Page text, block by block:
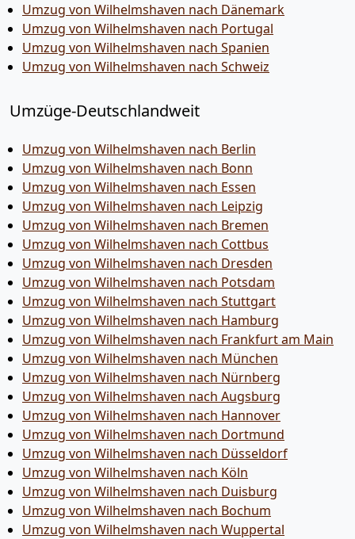
Umzug von Wilhelmshaven nach Dänemark
Umzug von Wilhelmshaven nach Portugal
Umzug von Wilhelmshaven nach Spanien
Umzug von Wilhelmshaven nach Schweiz
Umzüge-Deutschlandweit
Umzug von Wilhelmshaven nach Berlin
Umzug von Wilhelmshaven nach Bonn
Umzug von Wilhelmshaven nach Essen
Umzug von Wilhelmshaven nach Leipzig
Umzug von Wilhelmshaven nach Bremen
Umzug von Wilhelmshaven nach Cottbus
Umzug von Wilhelmshaven nach Dresden
Umzug von Wilhelmshaven nach Potsdam
Umzug von Wilhelmshaven nach Stuttgart
Umzug von Wilhelmshaven nach Hamburg
Umzug von Wilhelmshaven nach Frankfurt am Main
Umzug von Wilhelmshaven nach München
Umzug von Wilhelmshaven nach Nürnberg
Umzug von Wilhelmshaven nach Augsburg
Umzug von Wilhelmshaven nach Hannover
Umzug von Wilhelmshaven nach Dortmund
Umzug von Wilhelmshaven nach Düsseldorf
Umzug von Wilhelmshaven nach Köln
Umzug von Wilhelmshaven nach Duisburg
Umzug von Wilhelmshaven nach Bochum
Umzug von Wilhelmshaven nach Wuppertal